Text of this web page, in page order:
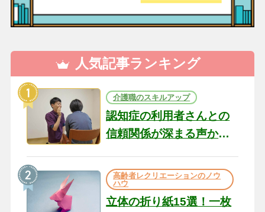
人気記事ランキング
介護職のスキルアップ
認知症の利用者さんとの
信頼関係が深まる声かけ
の現場から（22）
高齢者レクリエーションのノウ
ハウ
立体の折り紙15選！一枚